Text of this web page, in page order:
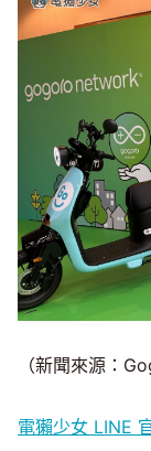
（新聞來源：
電獺少女 LINE